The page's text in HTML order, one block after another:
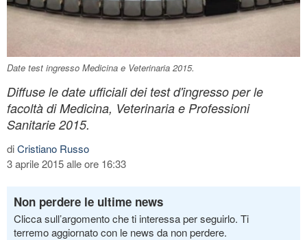
Date test ingresso Medicina e Veterinaria 2015.
Diffuse le date ufficiali dei test d'ingresso per le
facoltà di Medicina, Veterinaria e Professioni
Sanitarie 2015.
diCristiano Russo
3 aprile 2015 alle ore 16:33
Non perdere le ultime news
Clicca sull’argomento che ti interessa per seguirlo. Ti
terremo aggiornato con le news da non perdere.